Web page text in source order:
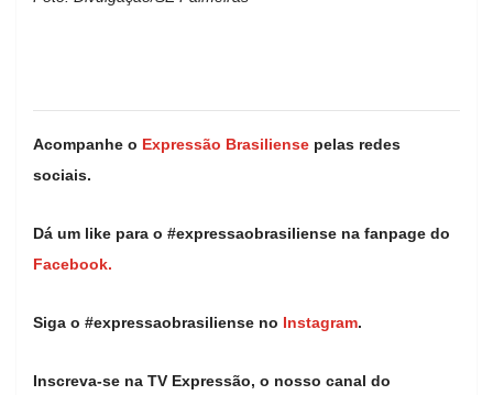
Acompanhe o Expressão Brasiliense pelas redes
sociais.
Dá um like para o #expressaobrasiliense na fanpage do
Facebook.
Siga o #expressaobrasiliense no Instagram.
Inscreva-se na TV Expressão, o nosso canal do